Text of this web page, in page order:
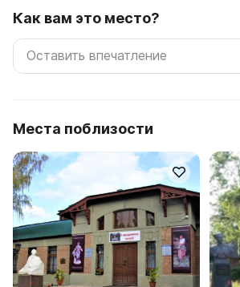
Как вам это место?
Места поблизости